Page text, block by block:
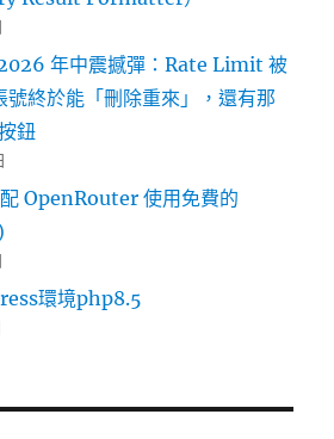
年中震撼彈：Rate Limit 被
終於能「刪除重來」，還有那
鈕
OpenRouter 使用免費的
環境php8.5